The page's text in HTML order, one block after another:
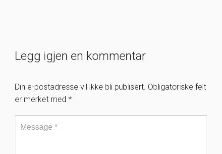
Legg igjen en kommentar
Din e-postadresse vil ikke bli publisert. Obligatoriske felt
er merket med *